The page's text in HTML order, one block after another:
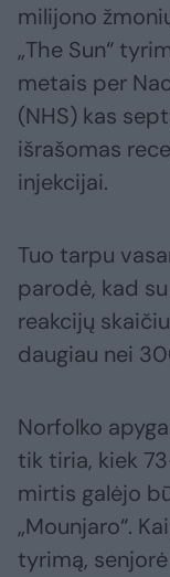
milijono
„The Sun“
metais per
(NHS) kas
išrašomas
injekcijai.
Tuo tarpu
parodė, kad
reakcijų
daugiau nei
Norfolko
tik tiria, kiek
mirtis galėjo
„Mounjaro“.
tyrimą,